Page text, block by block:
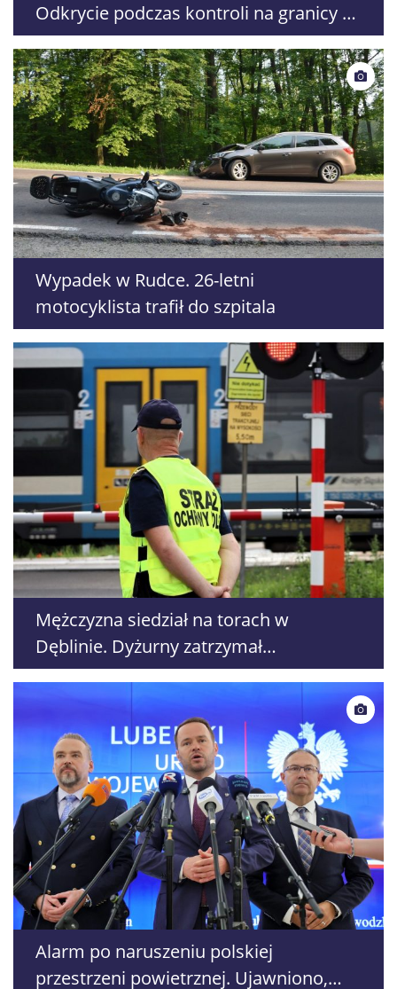
Odkrycie podczas kontroli na granicy w
Dorohusku
Wypadek w Rudce. 26-letni
motocyklista trafił do szpitala
Mężczyzna siedział na torach w
Dęblinie. Dyżurny zatrzymał
nadjeżdżający pociąg
Alarm po naruszeniu polskiej
przestrzeni powietrznej. Ujawniono,